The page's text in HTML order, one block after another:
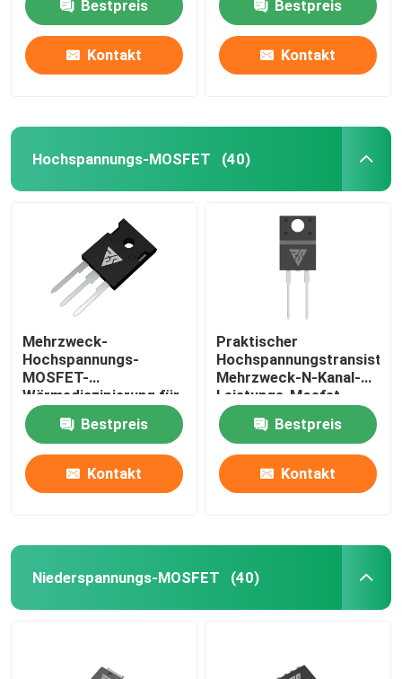
Bestpreis
Kontakt
Bestpreis
Kontakt
Hochspannungs-MOSFET (40)
Mehrzweck-
Hochspannungs-
MOSFET-
Wärmediszipierung für
LED-Treiber
Bestpreis
Kontakt
Praktischer
Hochspannungstransistor,
Mehrzweck-N-Kanal-
Leistungs-Mosfet
Bestpreis
Kontakt
Niederspannungs-MOSFET (40)